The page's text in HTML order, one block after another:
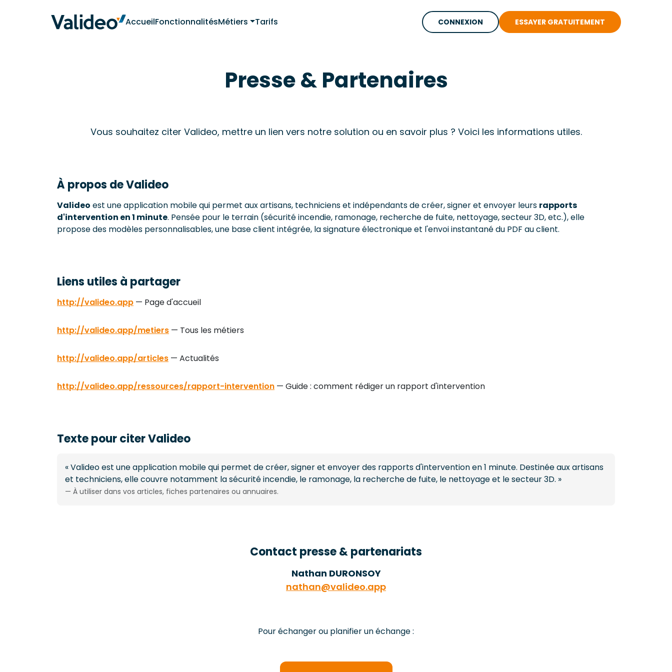
AccueilFonctionnalitésMétiers Tarifs CONNEXION ESSAYER GRATUITEMENT
Presse & Partenaires
Vous souhaitez citer Valideo, mettre un lien vers notre solution ou en savoir plus ? Voici les informations utiles.
À propos de Valideo
Valideo est une application mobile qui permet aux artisans, techniciens et indépendants de créer, signer et envoyer leurs rapports
d'intervention en 1 minute. Pensée pour le terrain (sécurité incendie, ramonage, recherche de fuite, nettoyage, secteur 3D, etc.), elle
propose des modèles personnalisables, une base client intégrée, la signature électronique et l'envoi instantané du PDF au client.
Liens utiles à partager
http://valideo.app — Page d'accueil
http://valideo.app/metiers — Tous les métiers
http://valideo.app/articles — Actualités
http://valideo.app/ressources/rapport-intervention — Guide : comment rédiger un rapport d'intervention
Texte pour citer Valideo
« Valideo est une application mobile qui permet de créer, signer et envoyer des rapports d'intervention en 1 minute. Destinée aux artisans
et techniciens, elle couvre notamment la sécurité incendie, le ramonage, la recherche de fuite, le nettoyage et le secteur 3D. »
— À utiliser dans vos articles, fiches partenaires ou annuaires.
Contact presse & partenariats
Nathan DURONSOY
nathan@valideo.app
Pour échanger ou planifier un échange :